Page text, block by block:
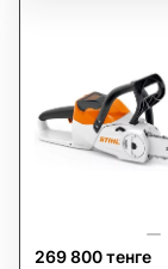
269 800 тенге